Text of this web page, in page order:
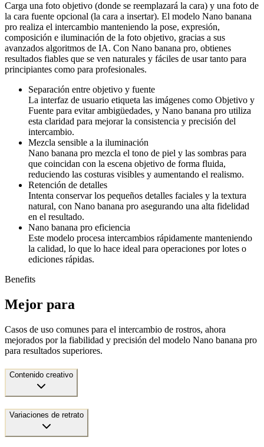
Carga una foto objetivo (donde se reemplazará la cara) y una foto de
la cara fuente opcional (la cara a insertar). El modelo Nano banana
pro realiza el intercambio manteniendo la pose, expresión,
composición e iluminación de la foto objetivo, gracias a sus
avanzados algoritmos de IA. Con Nano banana pro, obtienes
resultados fiables que se ven naturales y fáciles de usar tanto para
principiantes como para profesionales.
Separación entre objetivo y fuente
La interfaz de usuario etiqueta las imágenes como Objetivo y
Fuente para evitar ambigüedades, y Nano banana pro utiliza
esta claridad para mejorar la consistencia y precisión del
intercambio.
Mezcla sensible a la iluminación
Nano banana pro mezcla el tono de piel y las sombras para
que coincidan con la escena objetivo de forma fluida,
reduciendo las costuras visibles y aumentando el realismo.
Retención de detalles
Intenta conservar los pequeños detalles faciales y la textura
natural, con Nano banana pro asegurando una alta fidelidad
en el resultado.
Nano banana pro eficiencia
Este modelo procesa intercambios rápidamente manteniendo
la calidad, lo que lo hace ideal para operaciones por lotes o
ediciones rápidas.
Benefits
Mejor para
Casos de uso comunes para el intercambio de rostros, ahora
mejorados por la fiabilidad y precisión del modelo Nano banana pro
para resultados superiores.
Contenido creativo
Variaciones de retrato